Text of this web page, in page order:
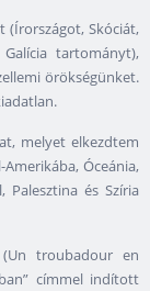
(Írországot, Skóciát,
tartományt),
örökségünket.
melyet elkezdtem
Óceánia,
Palesztina és Szíria
(Un troubadour en
címmel indított